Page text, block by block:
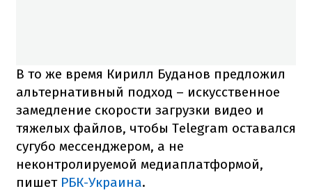
В то же время Кирилл Буданов предложил
альтернативный подход – искусственное
замедление скорости загрузки видео и
тяжелых файлов, чтобы Telegram оставался
сугубо мессенджером, а не
неконтролируемой медиаплатформой,
пишет РБК-Украина.